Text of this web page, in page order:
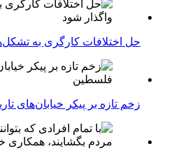
حل اختلافات کارگری به
زخم تازه بر پیکر خیابان‌های